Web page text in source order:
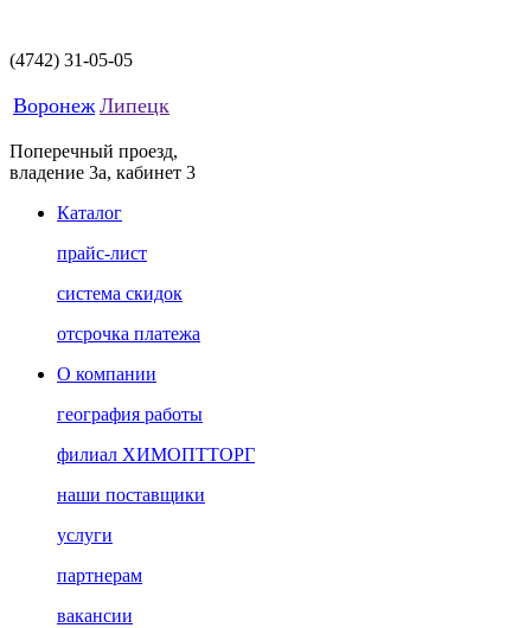
(4742) 31-05-05
Воронеж Липецк
Поперечный проезд,
владение 3а, кабинет 3
Каталог
прайс-лист
система скидок
отсрочка платежа
О компании
география работы
филиал ХИМОПТТОРГ
наши поставщики
услуги
партнерам
вакансии